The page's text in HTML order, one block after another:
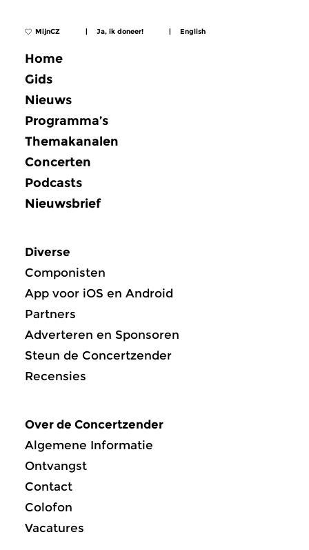
MijnCZ | Ja, ik doneer! | English
Home
Gids
Nieuws
Programma’s
Themakanalen
Concerten
Podcasts
Nieuwsbrief
Diverse
Componisten
App voor iOS en Android
Partners
Adverteren en Sponsoren
Steun de Concertzender
Recensies
Over de Concertzender
Algemene Informatie
Ontvangst
Contact
Colofon
Vacatures